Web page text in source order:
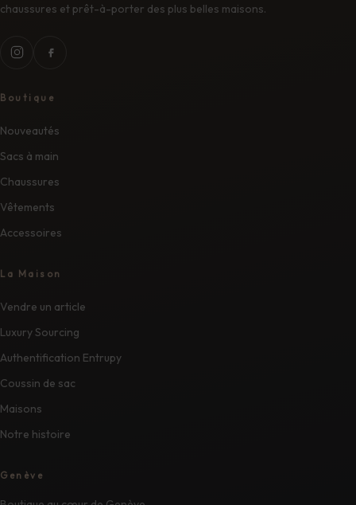
chaussures et prêt-à-porter des plus belles maisons.
Boutique
Nouveautés
Sacs à main
Chaussures
Vêtements
Accessoires
La Maison
Vendre un article
Luxury Sourcing
Authentification Entrupy
Coussin de sac
Maisons
Notre histoire
Genève